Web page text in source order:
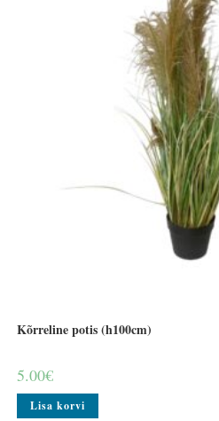
Kõrreline potis (h100cm)
5.00€
Lisa korvi